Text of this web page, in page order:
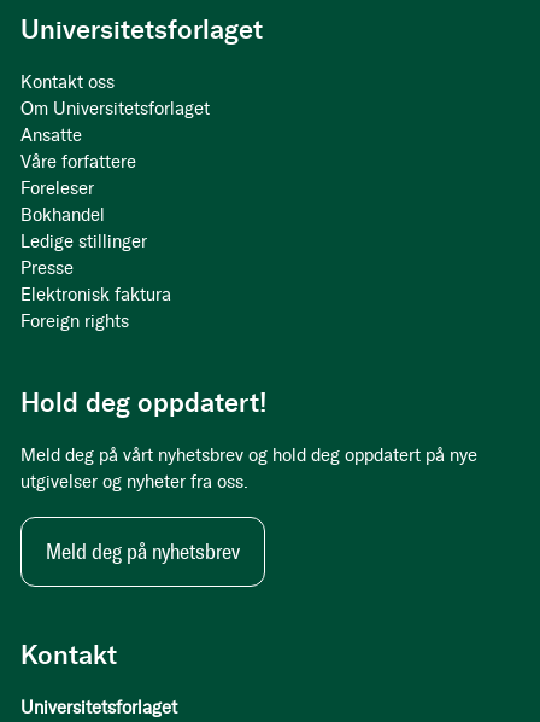
Kontakt
Universitetsforlaget
Universitetsforlaget
Kontakt oss
Om Universitetsforlaget
Ansatte
Våre forfattere
Foreleser
Bokhandel
Ledige stillinger
Presse
Elektronisk faktura
Foreign rights
Hold deg oppdatert!
Meld deg på vårt nyhetsbrev og hold deg oppdatert på nye
utgivelser og nyheter fra oss.
Meld deg på nyhetsbrev